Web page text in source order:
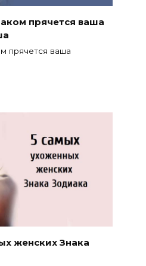
прячется ваша
прячется ваша
женских Знака